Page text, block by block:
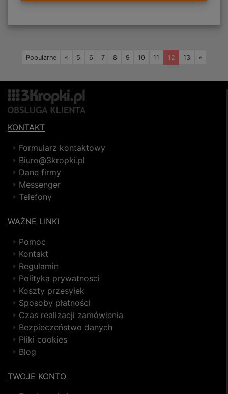
Popularne «Wstecz
5 6 7 8 9 10 11 12 13 »
KONTAKT
Formularz kontaktowy
Biuro@3kropki.pl
Dane firmy
Messenger
Telefony
WAŻNE LINKI
Pomoc
Kontakt
Regulamin
Polityka prywatnosci
Koszty przesyłek
Sposoby płatności
Czas realizacji zamówienia
Bezpieczeństwo danych
Pliki cookies
Blog
TWOJE KONTO